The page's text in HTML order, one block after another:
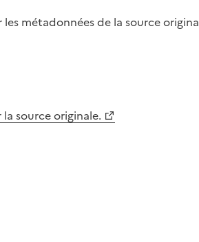
métadonnées de la source
la source originale.